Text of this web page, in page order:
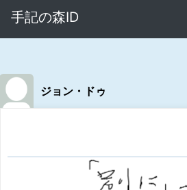
手記の森ID
ジョン・ドゥ